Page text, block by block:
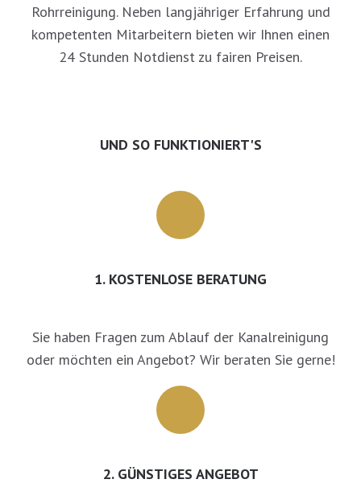
Rohrreinigung. Neben langjähriger Erfahrung und
kompetenten Mitarbeitern bieten wir Ihnen einen
24 Stunden Notdienst zu fairen Preisen.
UND SO FUNKTIONIERT'S
1. KOSTENLOSE BERATUNG
Sie haben Fragen zum Ablauf der Kanalreinigung
oder möchten ein Angebot? Wir beraten Sie gerne!
2. GÜNSTIGES ANGEBOT